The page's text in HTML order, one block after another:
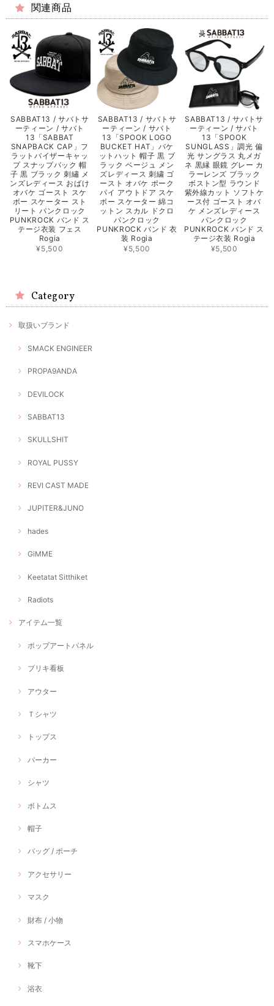
関連商品
SABBAT13 / サバトサ
ーティーン / サバト
13「SABBAT
SNAPBACK CAP」フ
ラットバイザーキャッ
プ スナップバック 帽
子 黒 ブラック 刺繡 メ
ンズレディース おばけ
オバケ ゴースト スケ
ボー スケーター スト
リート パンクロック
PUNKROCK バンド ス
テージ衣装 フェス
Rogia
¥5,500
SABBAT13 / サバトサ
ーティーン / サバト
13「SPOOK LOGO
BUCKET HAT」バケ
ットハット 帽子 黒 ブ
ラック ベージュ メン
ズレディース 刺繍 ゴ
ースト オバケ ポーク
パイ アウトドア スケ
ボー スケーター 綿コ
ットン スカル ドクロ
パンクロック
PUNKROCK バンド 衣
装 Rogia
¥5,500
SABBAT13 / サバトサ
ーティーン / サバト
13「SPOOK
SUNGLASS」調光 偏
光 サングラス 丸メガ
ネ 黒縁 眼鏡 グレー カ
ラーレンズ ブラック
ボストン型 ラウンド
紫外線カット ソフトケ
ース付 ゴースト オバ
ケ メンズレディース
パンクロック
PUNKROCK バンド ス
テージ衣装 Rogia
¥5,500
Category
取扱いブランド
SMACK ENGINEER
PROPA9ANDA
DEVILOCK
SABBAT13
SKULLSHIT
ROYAL PUSSY
REVI CAST MADE
JUPITER&JUNO
hades
GiMME
Keetatat Sitthiket
Radiots
アイテム一覧
ポップアートパネル
ブリキ看板
アウター
Ｔシャツ
トップス
パーカー
シャツ
ボトムス
帽子
バッグ / ポーチ
アクセサリー
マスク
財布 / 小物
スマホケース
靴下
浴衣